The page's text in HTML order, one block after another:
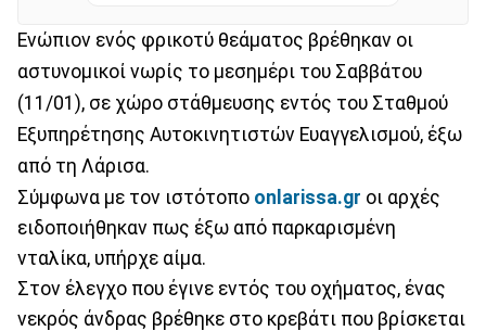
Ενώπιον ενός φρικοτύ θεάματος βρέθηκαν οι
αστυνομικοί νωρίς το μεσημέρι του Σαββάτου
(11/01), σε χώρο στάθμευσης εντός του Σταθμού
Εξυπηρέτησης Αυτοκινητιστών Ευαγγελισμού, έξω
από τη Λάρισα.
Σύμφωνα με τον ιστότοπο onlarissa.gr οι αρχές
ειδοποιήθηκαν πως έξω από παρκαρισμένη
νταλίκα, υπήρχε αίμα.
Στον έλεγχο που έγινε εντός του οχήματος, ένας
νεκρός άνδρας βρέθηκε στο κρεβάτι που βρίσκεται